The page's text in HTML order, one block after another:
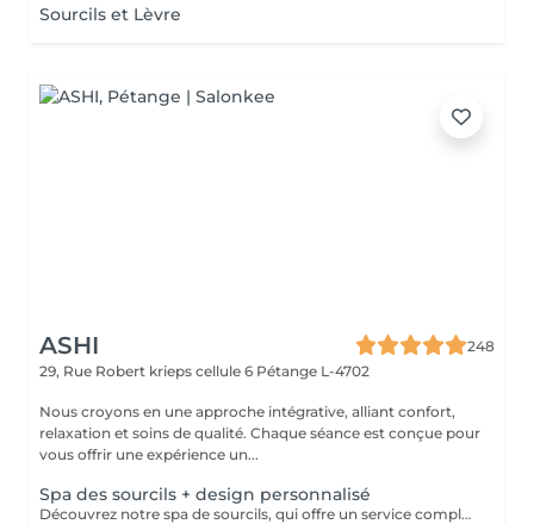
Sourcils et Lèvre
ASHI
248
29, Rue Robert krieps cellule 6 Pétange L-4702
Nous croyons en une approche intégrative, alliant confort,
relaxation et soins de qualité. Chaque séance est conçue pour
vous offrir une expérience un...
Spa des sourcils + design personnalisé
Découvrez notre spa de sourcils, qui offre un service complet pour sublimer vos sourcils. Notre protocole inclut une exfoliation douce pour préparer la peau, une hydratation nourrissante pour un confort optimal, et une épilation précise par threading pour révéler la beauté naturelle de vos sourcils. Offrez à votre regard une attention particulière et laissez-nous vous aider à obtenir des sourcils parfaitement définis et radieux.